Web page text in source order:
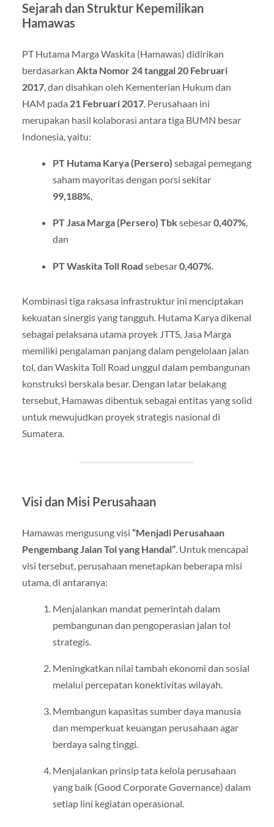
Sejarah dan Struktur Kepemilikan
Hamawas
PT Hutama Marga Waskita (Hamawas) didirikan
berdasarkan Akta Nomor 24 tanggal 20 Februari
2017, dan disahkan oleh Kementerian Hukum dan
HAM pada 21 Februari 2017. Perusahaan ini
merupakan hasil kolaborasi antara tiga BUMN besar
Indonesia, yaitu:
PT Hutama Karya (Persero) sebagai pemegang
saham mayoritas dengan porsi sekitar
99,188%,
PT Jasa Marga (Persero) Tbksebesar0,407%,
dan
PT Waskita Toll Road sebesar0,407%.
Kombinasi tiga raksasa infrastruktur ini menciptakan
kekuatan sinergis yang tangguh. Hutama Karya dikenal
sebagai pelaksana utama proyek JTTS, Jasa Marga
memiliki pengalaman panjang dalam pengelolaan jalan
tol, dan Waskita Toll Road unggul dalam pembangunan
konstruksi berskala besar. Dengan latar belakang
tersebut, Hamawas dibentuk sebagai entitas yang solid
untuk mewujudkan proyek strategis nasional di
Sumatera.
Visi dan Misi Perusahaan
Hamawas mengusung visi “Menjadi Perusahaan
Pengembang Jalan Tol yang Handal”. Untuk mencapai
visi tersebut, perusahaan menetapkan beberapa misi
utama, di antaranya:
Menjalankan mandat pemerintah dalam
pembangunan dan pengoperasian jalan tol
strategis.
Meningkatkan nilai tambah ekonomi dan sosial
melalui percepatan konektivitas wilayah.
Membangun kapasitas sumber daya manusia
dan memperkuat keuangan perusahaan agar
berdaya saing tinggi.
Menjalankan prinsip tata kelola perusahaan
yang baik (Good Corporate Governance) dalam
setiap lini kegiatan operasional.